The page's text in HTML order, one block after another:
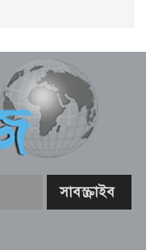
রহমান দেশে প্রথম
দিয়েছিলেন
নারীসহ দুইজনকে